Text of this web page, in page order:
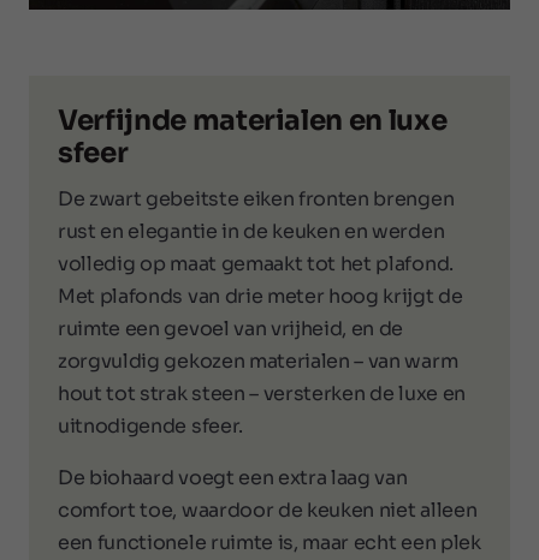
Verfijnde materialen en luxe
sfeer
De zwart gebeitste eiken fronten brengen
rust en elegantie in de keuken en werden
volledig op maat gemaakt tot het plafond.
Met plafonds van drie meter hoog krijgt de
ruimte een gevoel van vrijheid, en de
zorgvuldig gekozen materialen – van warm
hout tot strak steen – versterken de luxe en
uitnodigende sfeer.
De biohaard voegt een extra laag van
comfort toe, waardoor de keuken niet alleen
een functionele ruimte is, maar echt een plek